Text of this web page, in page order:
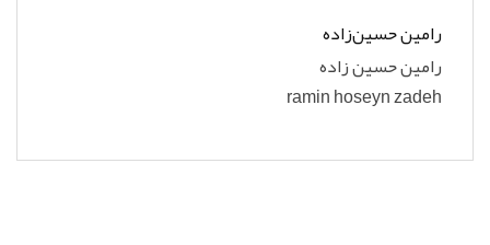
رامین حسین‌زاده
رامین حسین زاده
ramin hoseyn zadeh